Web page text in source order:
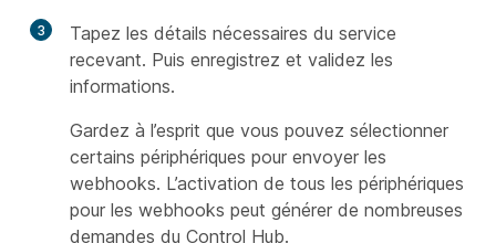
3
Tapez les détails nécessaires du service
recevant. Puis enregistrez et validez les
informations.
Gardez à l’esprit que vous pouvez sélectionner
certains périphériques pour envoyer les
webhooks. L’activation de tous les périphériques
pour les webhooks peut générer de nombreuses
demandes du Control Hub.